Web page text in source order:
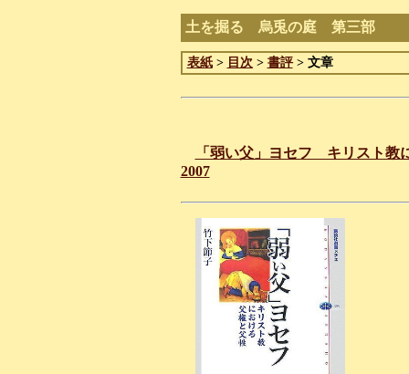
土を掘る 烏兎の庭 第三部
表紙> 目次 > 書評> 文章
「弱い父」ヨセフ キリスト教
2007